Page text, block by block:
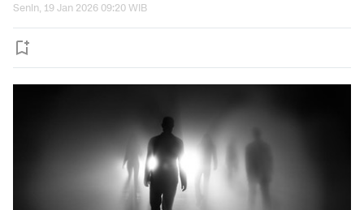
Senin, 19 Jan 2026 09:20 WIB